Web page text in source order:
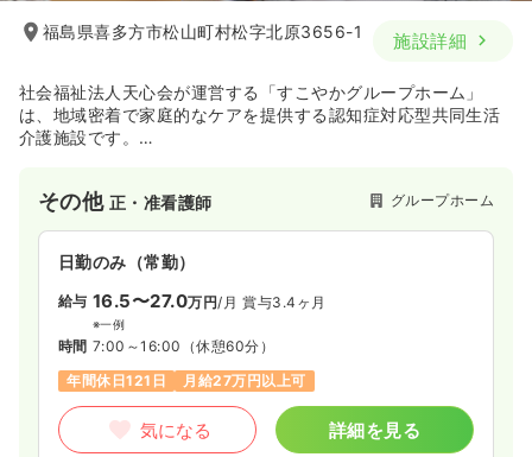
福島県喜多方市松山町村松字北原3656-1 施設詳細
社会福祉法人天心会が運営する「すこやかグループホーム」
は、地域密着で家庭的なケアを提供する認知症対応型共同生活
介護施設です。
す。
年間休日121日、残業ほぼなしとワークライフバランスを重視し
た働き方が可能で、くるみん認定企業として職員の働きやすさ
を追求しています。
その他 正・准看護師 グループホーム
日勤のみ（常勤）
給与 16.5〜27.0万円/月 賞与3.4ヶ月
※一例
時間 7:00～16:00 （休憩60分）
年間休日121日
月給27万円以上可
気になる 詳細を見る